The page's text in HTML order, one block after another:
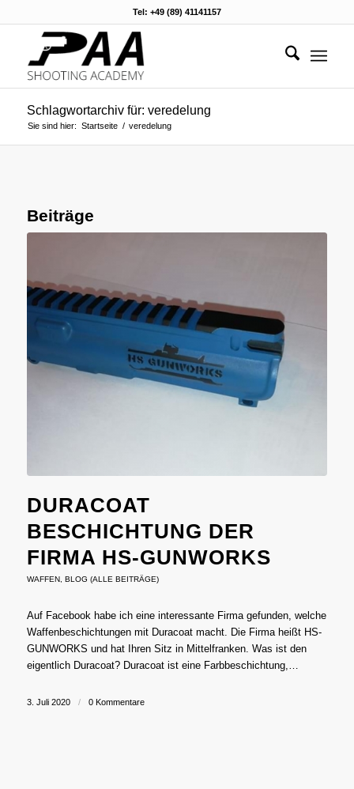
Tel: +49 (89) 41141157
Schlagwortarchiv für: veredelung
Sie sind hier: Startseite / veredelung
Beiträge
DURACOAT
BESCHICHTUNG DER
FIRMA HS-GUNWORKS
WAFFEN, BLOG (ALLE BEITRÄGE)
Auf Facebook habe ich eine interessante Firma gefunden, welche
Waffenbeschichtungen mit Duracoat macht. Die Firma heißt HS-
GUNWORKS und hat Ihren Sitz in Mittelfranken. Was ist den
eigentlich Duracoat? Duracoat ist eine Farbbeschichtung,…
3. Juli 2020 / 0 Kommentare